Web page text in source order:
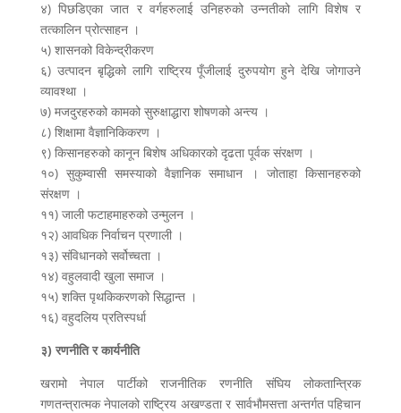
४) पिछडिएका जात र वर्गहरुलाई उनिहरुको उन्नतीको लागि विशेष र
तत्कालिन प्रोत्साहन ।
५) शासनको विकेन्द्रीकरण
६) उत्पादन बृद्धिको लागि राष्ट्रिय पूँजीलाई दुरुपयोग हुने देखि जोगाउने
व्यावश्था ।
७) मजदुरहरुको कामको सुरुक्षाद्धारा शोषणको अन्त्य ।
८) शिक्षामा वैज्ञानिकिकरण ।
९) किसानहरुको कानून बिशेष अधिकारको दृढता पूर्वक संरक्षण ।
१०) सुकुम्वासी समस्याको वैज्ञानिक समाधान । जोताहा किसानहरुको
संरक्षण ।
११) जाली फटाहमाहरुको उन्मुलन ।
१२) आवधिक निर्वाचन प्रणाली ।
१३) संविधानको सर्वोच्चता ।
१४) वहुलवादी खुला समाज ।
१५) शक्ति पृथकिकरणको सिद्धान्त ।
१६) वहुदलिय प्रतिस्पर्धा
३) रणनीति र कार्यनीति
खरामो नेपाल पार्टीको राजनीतिक रणनीति संघिय लोकतान्त्रिक
गणतन्त्रात्मक नेपालको राष्ट्रिय अखण्डता र सार्वभौमसत्ता अन्तर्गत पहिचान